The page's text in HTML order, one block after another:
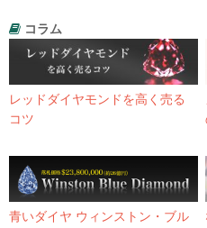
コラム
レッドダイヤモンドを高く売る
コツ
青いダイヤ ウィンストン・ブル